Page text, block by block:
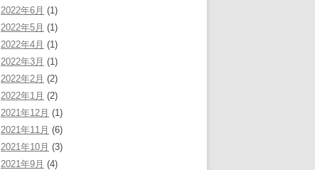
2022年6月 (1)
2022年5月 (1)
2022年4月 (1)
2022年3月 (1)
2022年2月 (2)
2022年1月 (2)
2021年12月 (1)
2021年11月 (6)
2021年10月 (3)
2021年9月 (4)